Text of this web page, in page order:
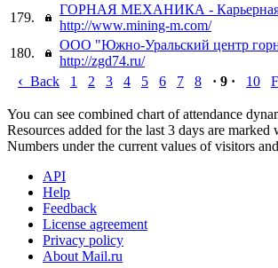
179.
ГОРНАЯ МЕХАНИКА - Карьерная и
http://www.mining-m.com/
180.
ООО "Южно-Уральский центр
http://zgd74.ru/
‹ Back 1 2 3 4 5 6 7 8 · 9 · 10
You can see combined chart of attendance
Resources added for the last 3 days are marked
Numbers under the current values of visitors
API
Help
Feedback
License agreement
Privacy policy
About Mail.ru